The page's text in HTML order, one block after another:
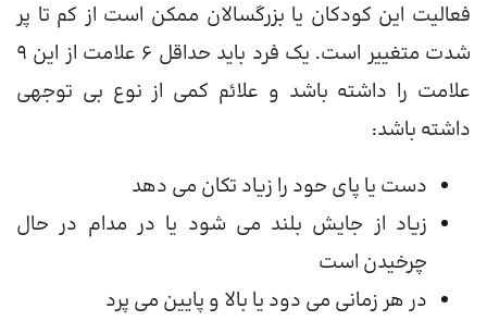
فعالیت این کودکان یا بزرگسالان ممکن است از کم تا پر
شدت متغییر است. یک فرد باید حداقل 6 علامت از این 9
علامت را داشته باشد و علائم کمی از نوع بی توجهی
داشته باشد:
دست یا پای حود را زیاد تکان می دهد
زیاد از جایش بلند می شود یا در مدام در حال
چرخیدن است
در هر زمانی می دود یا بالا و پایین می پرد